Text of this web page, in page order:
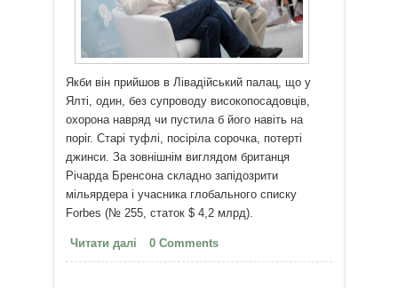
Якби він прийшов в Лівадійський палац, що у
Ялті, один, без супроводу високопосадовців,
охорона навряд чи пустила б його навіть на
поріг. Старі туфлі, посіріла сорочка, потерті
джинси. За зовнішнім виглядом британця
Річарда Бренсона складно запідозрити
мільярдера і учасника глобального списку
Forbes (№ 255, статок $ 4,2 млрд).
Читати далі про Три секрети успіху від
Річарда Бренсона
0 Comments